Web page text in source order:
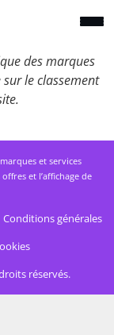
des marques
sur le classement
et services
et l’affichage de
Conditions générales
réservés.